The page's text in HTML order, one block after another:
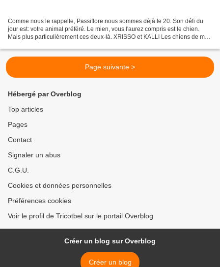
Comme nous le rappelle, Passiflore nous sommes déjà le 20. Son défi du
jour est: votre animal préféré. Le mien, vous l'aurez compris est le chien.
Mais plus particulièrement ces deux-là. XRISSO et KALLI Les chiens de mes
Page suivante >
Hébergé par Overblog
Top articles
Pages
Contact
Signaler un abus
C.G.U.
Cookies et données personnelles
Préférences cookies
Voir le profil de Tricotbel sur le portail Overblog
Créer un blog sur Overblog
Créer un blog